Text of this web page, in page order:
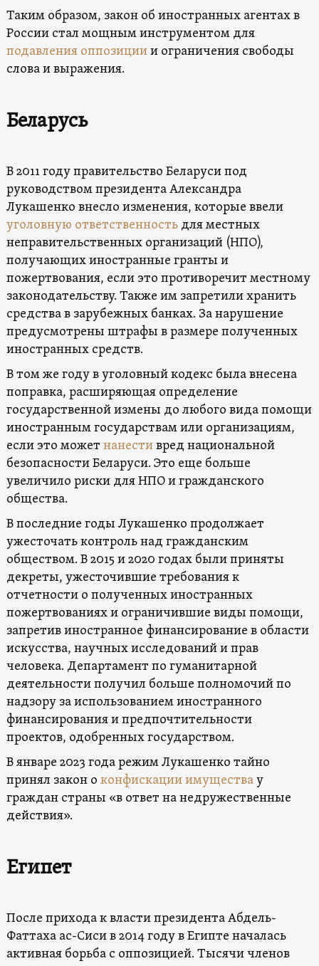
Таким образом, закон об иностранных агентах в
России стал мощным инструментом для
подавления оппозициии ограничения свободы
слова и выражения.
Беларусь
В 2011 году правительство Беларуси под
руководством президента Александра
Лукашенко внесло изменения, которые ввели
уголовную ответственностьдля местных
неправительственных организаций (НПО),
получающих иностранные гранты и
пожертвования, если это противоречит местному
законодательству. Также им запретили хранить
средства в зарубежных банках. За нарушение
предусмотрены штрафы в размере полученных
иностранных средств.
В том же году в уголовный кодекс была внесена
поправка, расширяющая определение
государственной измены до любого вида помощи
иностранным государствам или организациям,
если это может нанестивред национальной
безопасности Беларуси. Это еще больше
увеличило риски для НПО и гражданского
общества.
В последние годы Лукашенко продолжает
ужесточать контроль над гражданским
обществом. В 2015 и 2020 годах были приняты
декреты, ужесточившие требования к
отчетности о полученных иностранных
пожертвованиях и ограничившие виды помощи,
запретив иностранное финансирование в области
искусства, научных исследований и прав
человека. Департамент по гуманитарной
деятельности получил больше полномочий по
надзору за использованием иностранного
финансирования и предпочтительности
проектов, одобренных государством.
В январе 2023 года режим Лукашенко тайно
принял закон о конфискации имуществау
граждан страны «в ответ на недружественные
действия».
Египет
После прихода к власти президента Абдель-
Фаттаха ас-Сиси в 2014 году в Египте началась
активная борьба с оппозицией. Тысячи членов